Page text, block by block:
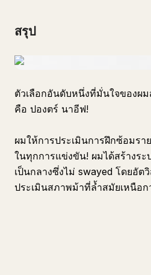
สรุป
ตัวเลือกอันดับหนึ่งที่มั่นใจของผ
คือ ปองตร์ นาอีฟ!
ผมให้การประเมินการฝึกซ้อมร
ในทุกการแข่งขัน! ผมได้สร้างร
เป็นกลางซึ่งไม่ swayed โดยอัต
ประเมินสภาพม้าที่ล้ำสมัยเหนือ